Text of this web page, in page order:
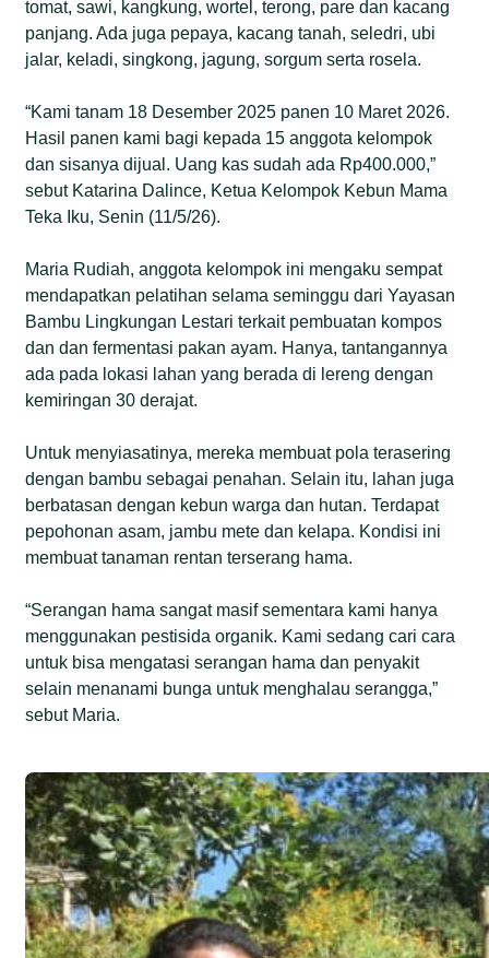
tomat, sawi, kangkung, wortel, terong, pare dan kacang
panjang. Ada juga pepaya, kacang tanah, seledri, ubi
jalar, keladi, singkong, jagung, sorgum serta rosela.
“Kami tanam 18 Desember 2025 panen 10 Maret 2026.
Hasil panen kami bagi kepada 15 anggota kelompok
dan sisanya dijual. Uang kas sudah ada Rp400.000,”
sebut Katarina Dalince, Ketua Kelompok Kebun Mama
Teka Iku, Senin (11/5/26).
Maria Rudiah, anggota kelompok ini mengaku sempat
mendapatkan pelatihan selama seminggu dari Yayasan
Bambu Lingkungan Lestari terkait pembuatan kompos
dan dan fermentasi pakan ayam. Hanya, tantangannya
ada pada lokasi lahan yang berada di lereng dengan
kemiringan 30 derajat.
Untuk menyiasatinya, mereka membuat pola terasering
dengan bambu sebagai penahan. Selain itu, lahan juga
berbatasan dengan kebun warga dan hutan. Terdapat
pepohonan asam, jambu mete dan kelapa. Kondisi ini
membuat tanaman rentan terserang hama.
“Serangan hama sangat masif sementara kami hanya
menggunakan pestisida organik. Kami sedang cari cara
untuk bisa mengatasi serangan hama dan penyakit
selain menanami bunga untuk menghalau serangga,”
sebut Maria.